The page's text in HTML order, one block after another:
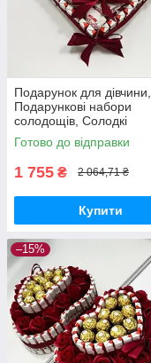
Подарунок для дівчини,
Подарункові набори
солодощів, Солодкі
подарунки, Подарунок
коханій жінці мамі
Готово до відправки
1 755 ₴ 2 064,71 ₴
Купити
–15%